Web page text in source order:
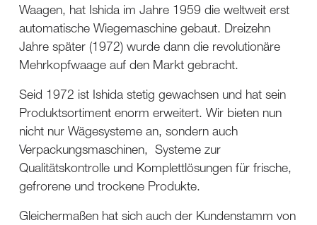
Waagen, hat Ishida im Jahre 1959 die weltweit erst
automatische Wiegemaschine gebaut. Dreizehn
Jahre später (1972) wurde dann die revolutionäre
Mehrkopfwaage auf den Markt gebracht.
Seid 1972 ist Ishida stetig gewachsen und hat sein
Produktsortiment enorm erweitert. Wir bieten nun
nicht nur Wägesysteme an, sondern auch
Verpackungsmaschinen, Systeme zur
Qualitätskontrolle und Komplettlösungen für frische,
gefrorene und trockene Produkte.
Gleichermaßen hat sich auch der Kundenstamm von